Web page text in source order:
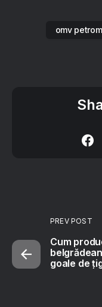
omv petrom
PREV POST
Cum
goale de